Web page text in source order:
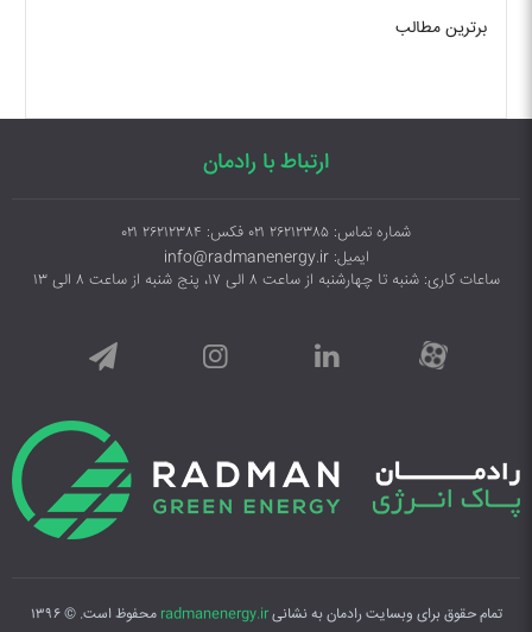
برترین مطالب
ارتباط با رادمان
شماره تماس: ۲۶۲۱۲۳۸۵ ۰۲۱ فکس: ۲۶۲۱۲۳۸۴ ۰۲۱
ایمیل: info@radmanenergy.ir
ساعات کاری: شنبه تا چهارشنبه از ساعت ۸ الی ۱۷، پنج شنبه از ساعت ۸ الی ۱۳
تمام حقوق برای وبسایت رادمان به نشانیradmanenergy.ir محفوظ است. © ۱۳۹۶